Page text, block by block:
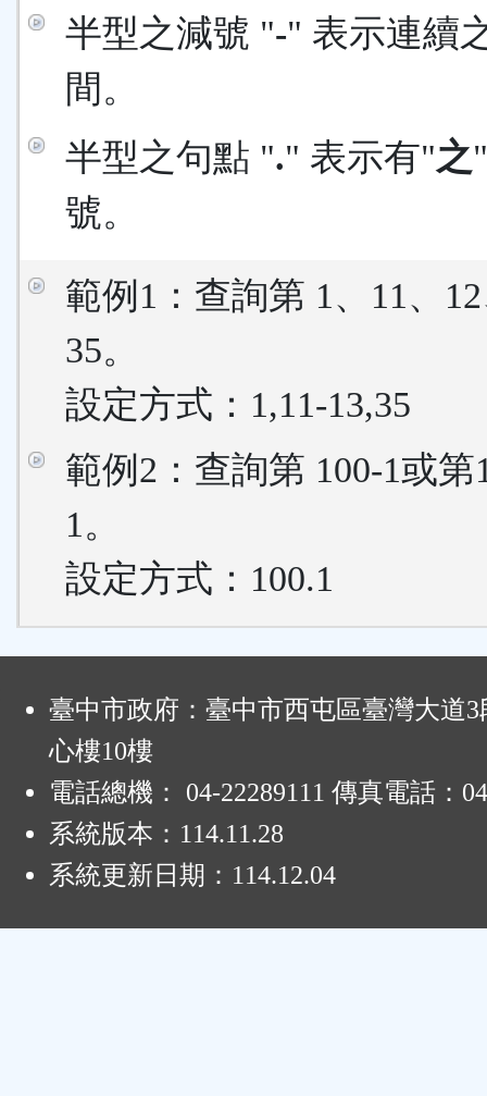
半型之減號 "-" 表示連續
間。
半型之句點 "." 表示有"之
號。
範例1：查詢第 1、11、
35。
設定方式：1,11-13,35
範例2：查詢第 100-1或第
1。
設定方式：100.1
臺中市政府：臺中市西屯區臺灣大道3
心樓10樓
電話總機： 04-22289111 傳真電話：
系統版本： 114.11.28
系統更新日期： 114.12.04